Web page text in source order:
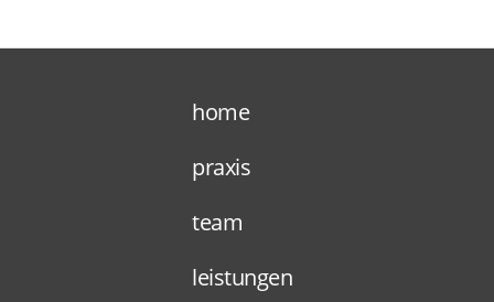
home
praxis
team
leistungen